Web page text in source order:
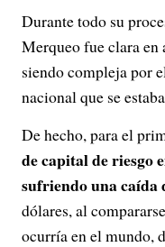
Durante todo su
Merqueo fue clara
siendo compleja por
nacional que se
De hecho, para el
de capital de riesgo
sufriendo una caída
dólares, al
ocurría en el mundo,